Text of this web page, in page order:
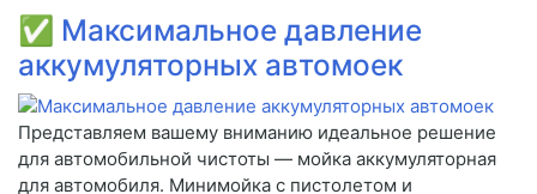
✅ Максимальное давление
аккумуляторных автомоек
Представляем вашему вниманию идеальное решение
для автомобильной чистоты — мойка аккумуляторная
для автомобиля. Минимойка с пистолетом и